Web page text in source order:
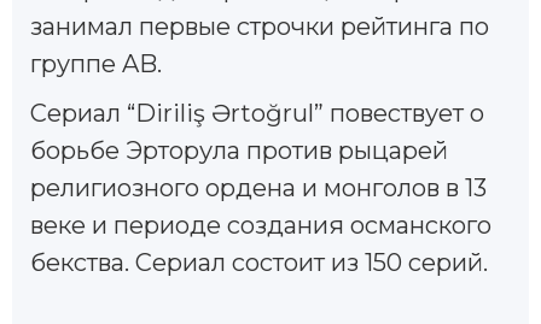
занимал первые строчки рейтинга по
группе AB.
Сериал “Diriliş Ərtoğrul” повествует о
борьбе Эрторула против рыцарей
религиозного ордена и монголов в 13
веке и периоде создания османского
бекства. Сериал состоит из 150 серий.